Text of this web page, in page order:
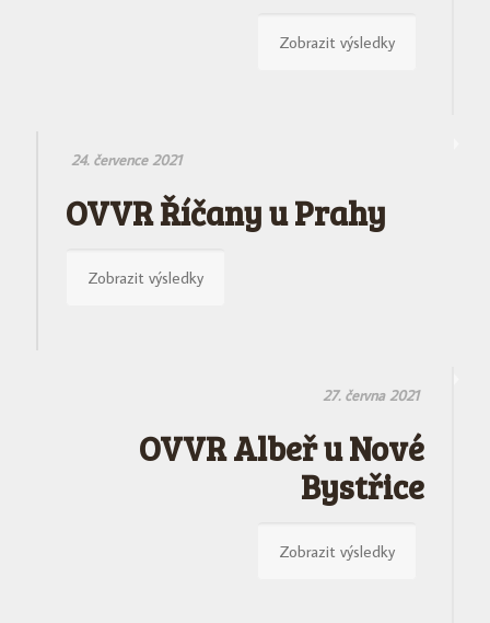
Zobrazit výsledky
24. července 2021
OVVR Říčany u Prahy
Zobrazit výsledky
27. června 2021
OVVR Albeř u Nové
Bystřice
Zobrazit výsledky